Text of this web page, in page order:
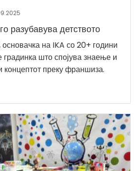
разубавува детството
на IKA со 20+ години
градинка што спојува знаење и
преку франшиза.